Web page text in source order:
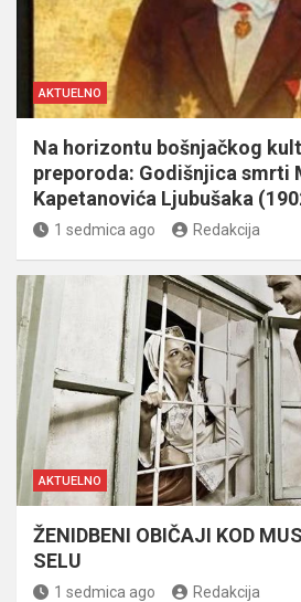
AKTUELNO
Na horizontu bošnjačkog
preporoda: Godišnjica smrti
Kapetanovića Ljubušaka
1 sedmica ago Redakcija
AKTUELNO
ŽENIDBENI OBIČAJI KOD
SELU
1 sedmica ago Redakcija